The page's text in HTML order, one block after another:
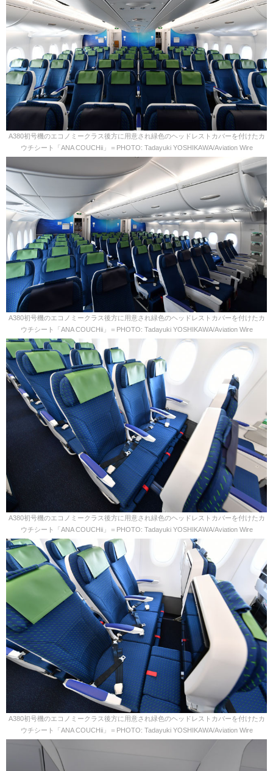
A380初号機のエコノミークラス後方に用意され緑色のヘッドレストカバーを付けたカ
ウチシート「ANA COUCHii」＝PHOTO: Tadayuki YOSHIKAWA/Aviation Wire
A380初号機のエコノミークラス後方に用意され緑色のヘッドレストカバーを付けたカ
ウチシート「ANA COUCHii」＝PHOTO: Tadayuki YOSHIKAWA/Aviation Wire
A380初号機のエコノミークラス後方に用意され緑色のヘッドレストカバーを付けたカ
ウチシート「ANA COUCHii」＝PHOTO: Tadayuki YOSHIKAWA/Aviation Wire
A380初号機のエコノミークラス後方に用意され緑色のヘッドレストカバーを付けたカ
ウチシート「ANA COUCHii」＝PHOTO: Tadayuki YOSHIKAWA/Aviation Wire